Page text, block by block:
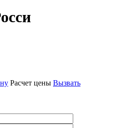
Расчет цены Вызвать